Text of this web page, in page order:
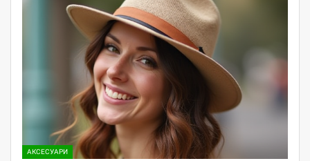
АКСЕСУАРИ